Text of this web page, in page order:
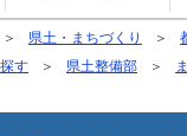
県土・まちづくり
す 県土整備部